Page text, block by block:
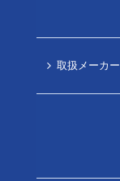
取扱メーカー